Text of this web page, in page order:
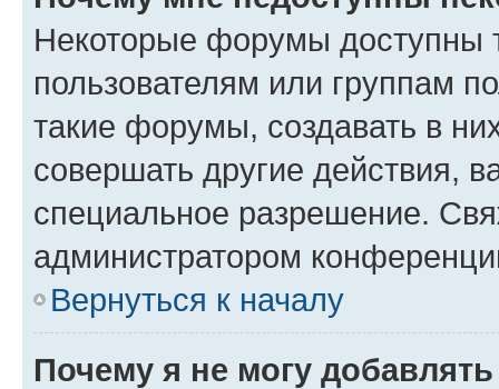
Некоторые форумы доступны
пользователям или группам
такие форумы, создавать в
совершать другие действия,
специальное разрешение.
администратором
Вернуться к началу
Почему я не могу